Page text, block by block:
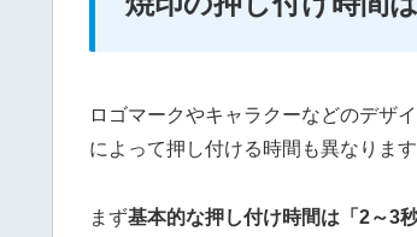
ロゴマークやキャラクーなどのデザ
によって押し付ける時間も異なります
まず基本的な押し付け時間は「2～3秒